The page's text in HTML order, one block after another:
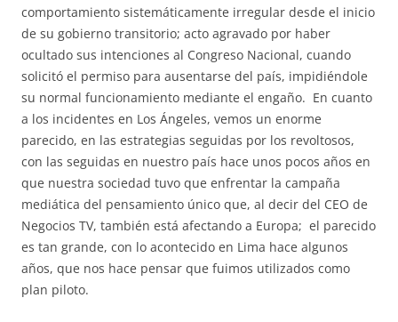
comportamiento sistemáticamente irregular desde el inicio
de su gobierno transitorio; acto agravado por haber
ocultado sus intenciones al Congreso Nacional, cuando
solicitó el permiso para ausentarse del país, impidiéndole
su normal funcionamiento mediante el engaño. En cuanto
a los incidentes en Los Ángeles, vemos un enorme
parecido, en las estrategias seguidas por los revoltosos,
con las seguidas en nuestro país hace unos pocos años en
que nuestra sociedad tuvo que enfrentar la campaña
mediática del pensamiento único que, al decir del CEO de
Negocios TV, también está afectando a Europa; el parecido
es tan grande, con lo acontecido en Lima hace algunos
años, que nos hace pensar que fuimos utilizados como
plan piloto.